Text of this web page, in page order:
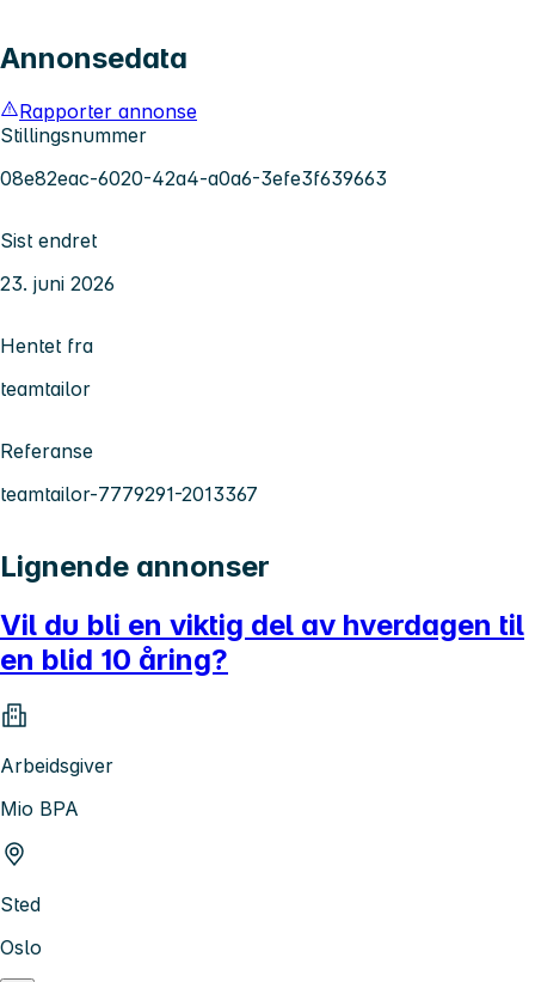
Annonsedata
Rapporter annonse
Stillingsnummer
08e82eac-6020-42a4-a0a6-3efe3f639663
Sist endret
23. juni 2026
Hentet fra
teamtailor
Referanse
teamtailor-7779291-2013367
Lignende annonser
Vil du bli en viktig del av hverdagen til
en blid 10 åring?
Arbeidsgiver
Mio BPA
Sted
Oslo